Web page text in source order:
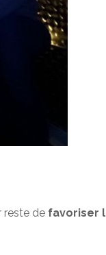
reste de favoriser